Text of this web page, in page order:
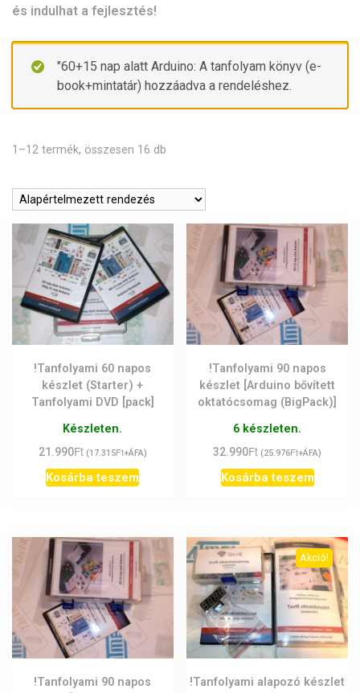
és indulhat a fejlesztés!
"60+15 nap alatt Arduino: A tanfolyam könyv (e-
book+mintatár) hozzáadva a rendeléshez.
1–12 termék, összesen 16 db
!Tanfolyami 60 napos
készlet (Starter) +
Tanfolyami DVD [pack]
Készleten.
21.990Ft (17.315Ft+ÁFA)
Kosárba teszem
!Tanfolyami 90 napos
készlet [Arduino bővített
oktatócsomag (BigPack)]
6 készleten.
32.990Ft (25.976Ft+ÁFA)
Kosárba teszem
!Tanfolyami 90 napos
Akció!
!Tanfolyami alapozó készlet